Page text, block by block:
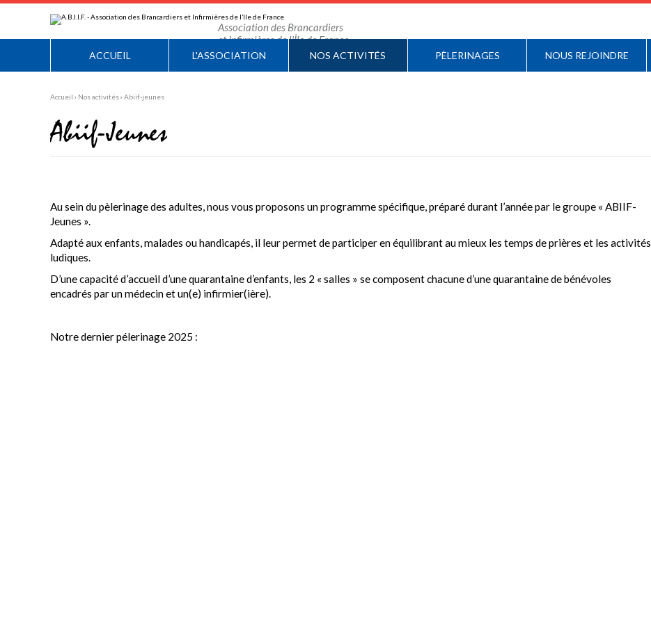
au
contenu.
Aller
personnels
Association des Brancardiers
et Infirmières de l'Île de France
ACCUEIL L'ASSOCIATION NOS ACTIVITÉS PÈLERINAGES NOUS REJOINDRE
Accueil › Nos activités› Abiif-jeunes
Abiif-Jeunes
Au sein du pèlerinage des adultes, nous vous proposons un programme spécifique, préparé durant l’année par le groupe « ABIIF-
Jeunes ».
Adapté aux enfants, malades ou handicapés, il leur permet de participer en équilibrant au mieux les temps de prières et les activités
ludiques.
D’une capacité d’accueil d’une quarantaine d’enfants, les 2 « salles » se composent chacune d’une quarantaine de bénévoles
encadrés par un médecin et un(e) infirmier(ière).
Notre dernier pélerinage 2025 :